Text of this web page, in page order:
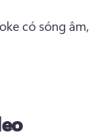
có sóng âm,